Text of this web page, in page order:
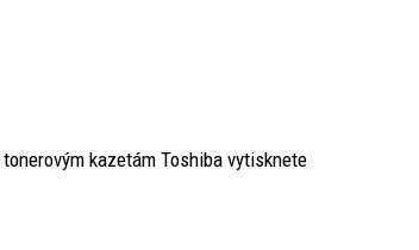
kazetám Toshiba vytisknete